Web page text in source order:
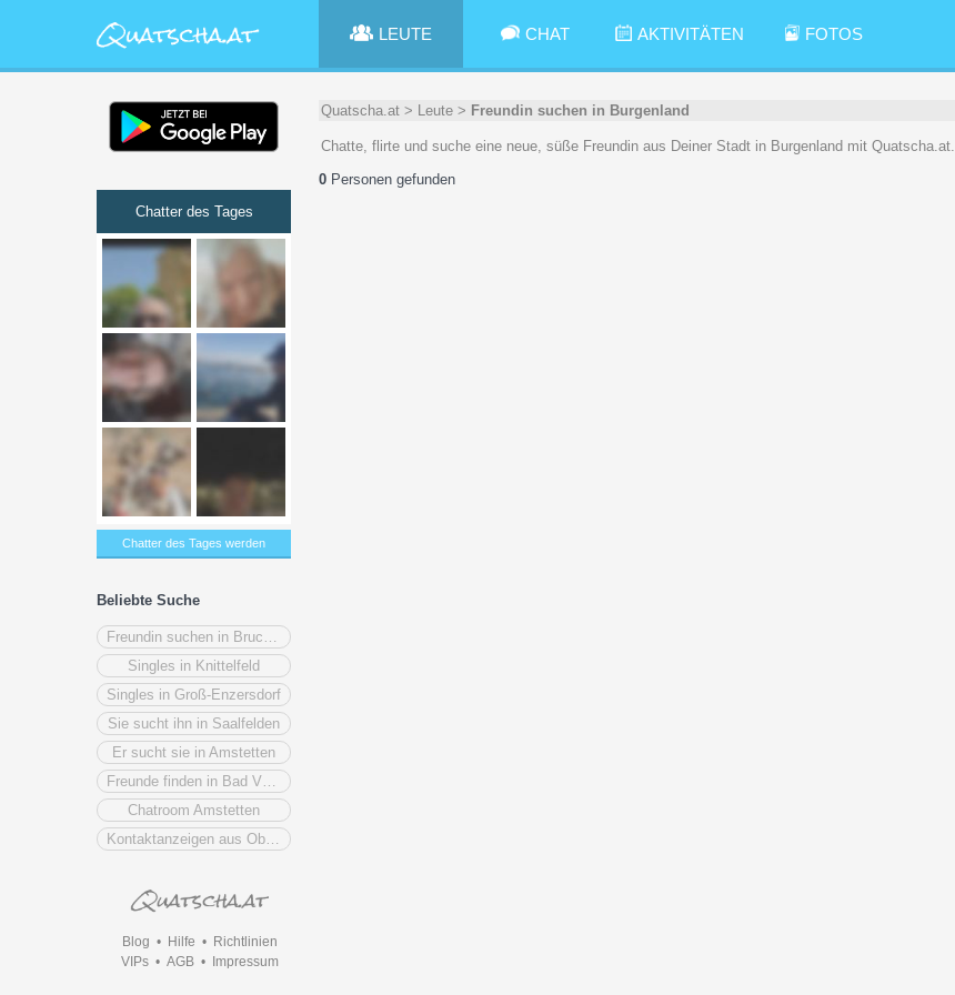
LEUTE CHAT AKTIVITÄTEN FOTOS
Chatter des Tages
Chatter des Tages werden
Beliebte Suche
Singles in Knittelfeld
Singles in Groß-Enzersdorf
Sie sucht ihn in Saalfelden
Er sucht sie in Amstetten
Chatroom Amstetten
Blog • Hilfe • Richtlinien
VIPs• AGB• Impressum
Quatscha.at > Leute > Freundin suchen in Burgenland
Chatte, flirte und suche eine neue, süße Freundin aus Deiner Stadt in Burgenland mit Quatscha.at.
0 Personen gefunden